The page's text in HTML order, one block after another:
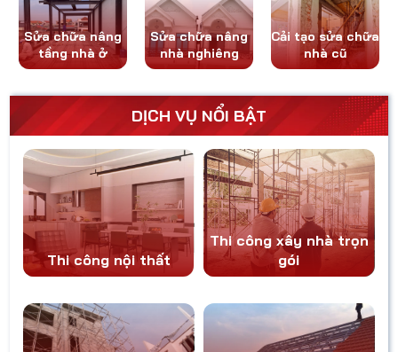
Sửa chữa nâng
nhà nghiêng
Cải tạo sửa chữa
nhà cũ
Thi công sơn
nước, chống
thấm
DỊCH VỤ NỔI BẬT
Thi công nội thất
Thi công xây nhà trọn
gói